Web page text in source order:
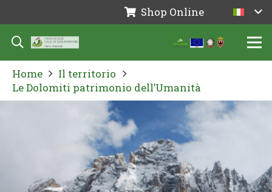
Shop Online
Home
Il territorio
Le Dolomiti patrimonio dell’Umanità